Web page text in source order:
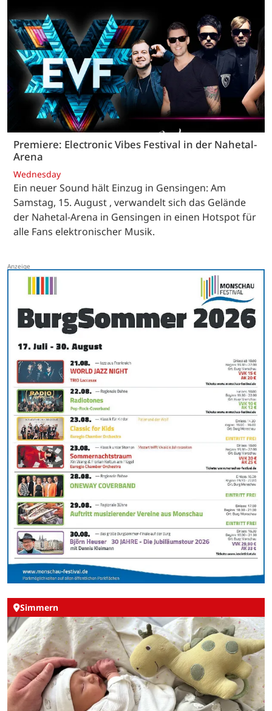
Premiere: Electronic Vibes Festival in der Nahetal-
Arena
Wednesday
Ein neuer Sound hält Einzug in Gensingen: Am
Samstag, 15. August , verwandelt sich das Gelände
der Nahetal-Arena in Gensingen in einen Hotspot für
alle Fans elektronischer Musik.
Simmern